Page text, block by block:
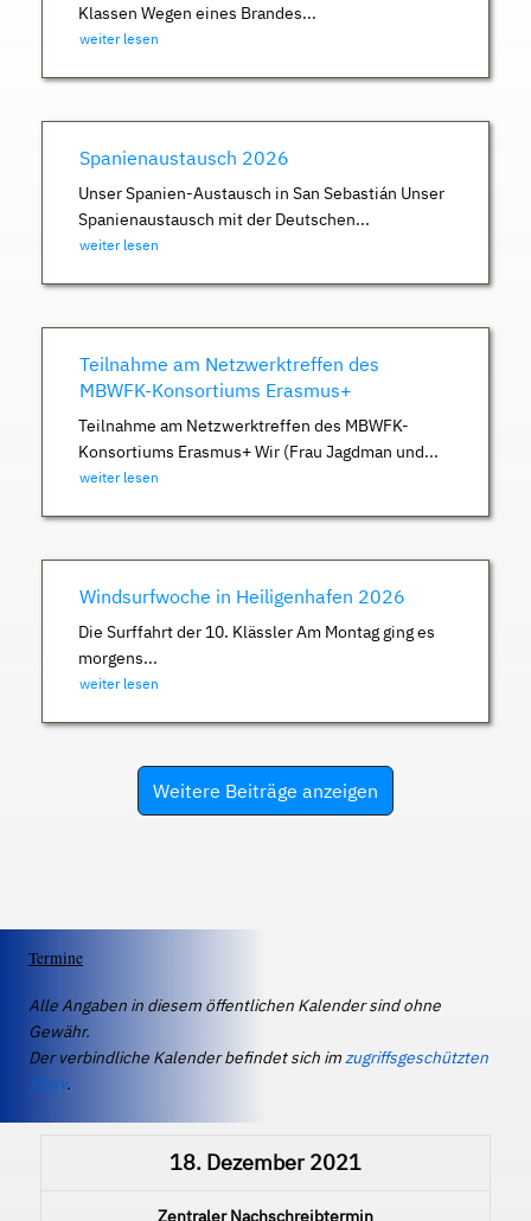
Klassen Wegen eines Brandes...
weiter lesen
Spanienaustausch 2026
Unser Spanien-Austausch in San Sebastián Unser
Spanienaustausch mit der Deutschen...
weiter lesen
Teilnahme am Netzwerktreffen des
MBWFK-Konsortiums Erasmus+
Teilnahme am Netzwerktreffen des MBWFK-
Konsortiums Erasmus+ Wir (Frau Jagdman und...
weiter lesen
Windsurfwoche in Heiligenhafen 2026
Die Surffahrt der 10. Klässler Am Montag ging es
morgens...
weiter lesen
Weitere Beiträge anzeigen
Termine
Alle Angaben in diesem öffentlichen Kalender sind ohne
Gewähr.
Der verbindliche Kalender befindet sich imzugriffsgeschützten
IServ.
18. Dezember 2021
Zentraler Nachschreibtermin